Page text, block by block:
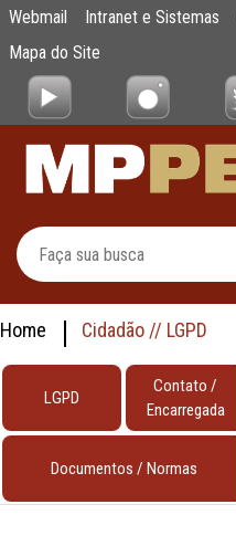
Pular para o Conteúdo principal
testes
Webmail Intranet e Sistemas
Mapa do Site
Home Cidadão // LGPD
LGPD
Contato /
Encarregada
Documentos / Normas